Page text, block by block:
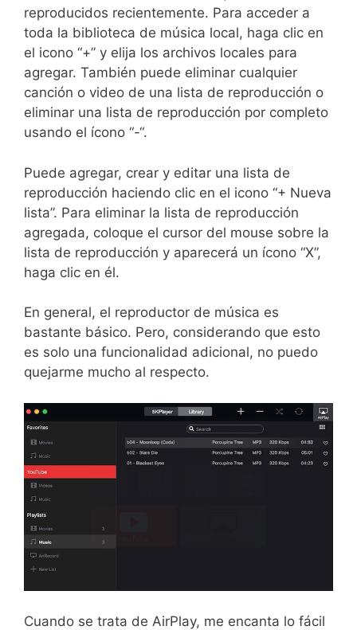
reproducidos recientemente. Para acceder a
toda la biblioteca de música local, haga clic en
el icono “+” y elija los archivos locales para
agregar. También puede eliminar cualquier
canción o video de una lista de reproducción o
eliminar una lista de reproducción por completo
usando el ícono “-“.
Puede agregar, crear y editar una lista de
reproducción haciendo clic en el icono “+ Nueva
lista”. Para eliminar la lista de reproducción
agregada, coloque el cursor del mouse sobre la
lista de reproducción y aparecerá un ícono “X”,
haga clic en él.
En general, el reproductor de música es
bastante básico. Pero, considerando que esto
es solo una funcionalidad adicional, no puedo
quejarme mucho al respecto.
Cuando se trata de AirPlay, me encanta lo fácil